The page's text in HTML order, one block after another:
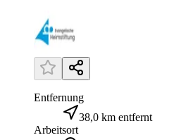
Entfernung
38,0 km entfernt
Arbeitsort